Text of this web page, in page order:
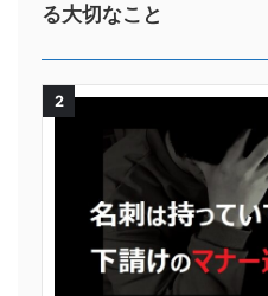
る大切なこと
2